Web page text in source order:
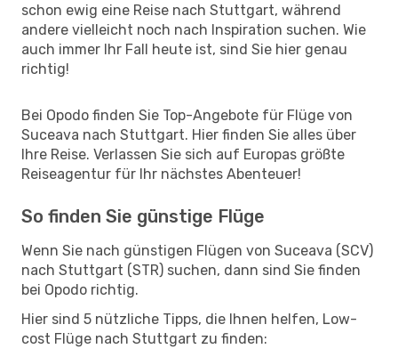
schon ewig eine Reise nach Stuttgart, während
andere vielleicht noch nach Inspiration suchen. Wie
auch immer Ihr Fall heute ist, sind Sie hier genau
richtig!
Bei Opodo finden Sie Top-Angebote für Flüge von
Suceava nach Stuttgart. Hier finden Sie alles über
Ihre Reise. Verlassen Sie sich auf Europas größte
Reiseagentur für Ihr nächstes Abenteuer!
So finden Sie günstige Flüge
Wenn Sie nach günstigen Flügen von Suceava (SCV)
nach Stuttgart (STR) suchen, dann sind Sie finden
bei Opodo richtig.
Hier sind 5 nützliche Tipps, die Ihnen helfen, Low-
cost Flüge nach Stuttgart zu finden: